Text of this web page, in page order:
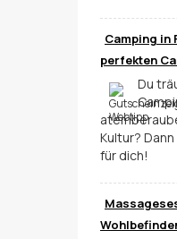
Camping in
perfekten
Du
Kultur?
für dich!